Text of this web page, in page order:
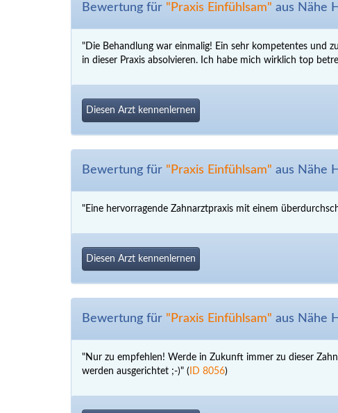
Bewertung für "Praxis Einfühlsam" aus Nähe
"Die Behandlung war einmalig! Ein sehr kompetentes und
in dieser Praxis absolvieren. Ich habe mich wirklich top
Diesen Arzt kennenlernen
Bewertung für "Praxis Einfühlsam" aus Nähe
"Eine hervorragende Zahnarztpraxis mit einem
Diesen Arzt kennenlernen
Bewertung für "Praxis Einfühlsam" aus Nähe
"Nur zu empfehlen! Werde in Zukunft immer zu dieser
werden ausgerichtet ;-)" ( ID 8056)